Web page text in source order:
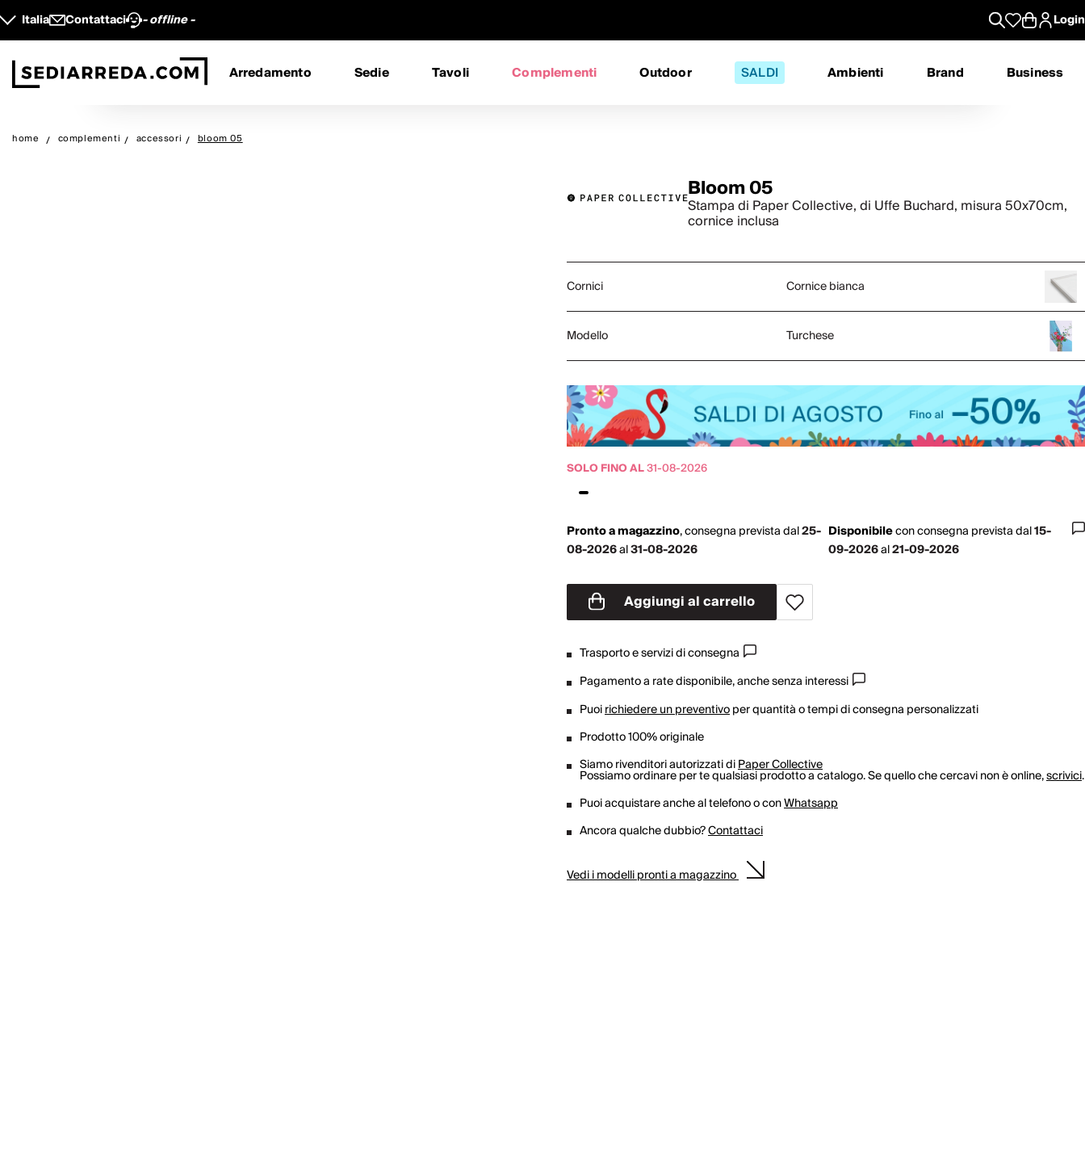
Italia Contattaci - offline - Login
Arredamento Sedie Tavoli Complementi Outdoor SALDI Ambienti Brand Business
home complementi accessori bloom 05
Bloom 05
Stampa di Paper Collective, di Uffe Buchard, misura 50x70cm,
cornice inclusa
Cornici Cornice bianca
Modello Turchese
SOLO FINO AL31-08-2026
Pronto a magazzino,consegna prevista dal25-
08-2026al31-08-2026
Disponibileconconsegna prevista dal15-
09-2026al21-09-2026
Aggiungi al carrello
Trasporto e servizi di consegna
Pagamento a rate disponibile, anche senza interessi
Puoirichiedere un preventivoper quantità o tempi di consegna personalizzati
Prodotto 100% originale
Siamo rivenditori autorizzati diPaper Collective
Possiamo ordinare per te qualsiasi prodotto a catalogo. Se quello che cercavi non è online,scrivici.
Puoi acquistare anche al telefono o conWhatsapp
Ancora qualche dubbio?Contattaci
Vedi i modelli pronti a magazzino